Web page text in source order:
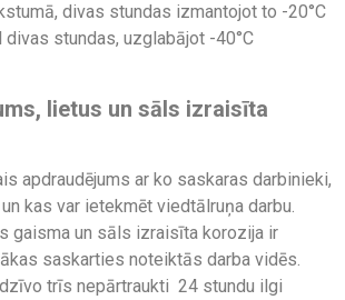
divas stundas izmantojot to -20°C
divas stundas, uzglabājot -40°C
lietus un sāls izraisīta
apdraudējums ar ko saskaras darbinieki,
kas var ietekmēt viedtālruņa darbu.
gaisma un sāls izraisīta korozija ir
saskarties noteiktās darba vidēs.
trīs nepārtraukti 24 stundu ilgi